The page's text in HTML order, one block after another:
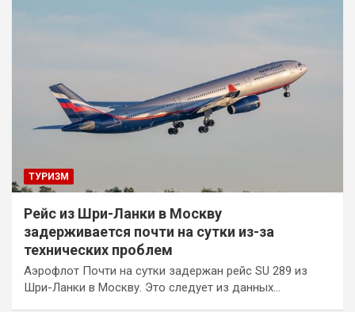
ТУРИЗМ
Рейс из Шри-Ланки в Москву
задерживается почти на сутки из-за
технических проблем
Аэрофлот Почти на сутки задержан рейс SU 289 из
Шри-Ланки в Москву. Это следует из данных…